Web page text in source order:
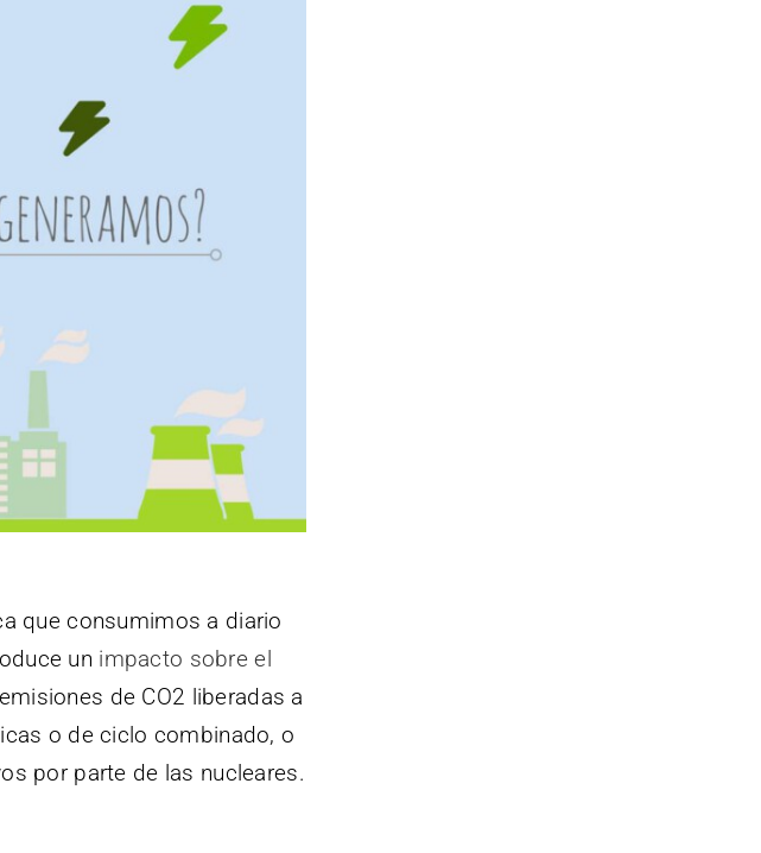
que consumimos a diario
un impacto sobre el
de CO2 liberadas a
o de ciclo combinado, o
por parte de las nucleares.